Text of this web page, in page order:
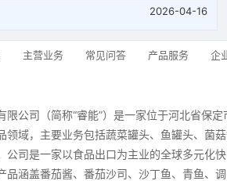
2026-04-16
主营业务 常见问答 产品服务 企
限公司（简称“睿能”）是一家位于河北省保定
领域，主要业务包括蔬菜罐头、鱼罐头、菌
公司是一家以食品出口为主业的全球多元化
品涵盖番茄酱、番茄沙司、沙丁鱼、青鱼、